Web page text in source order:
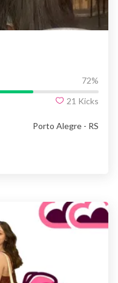
72%
21 Kicks
Porto Alegre - RS